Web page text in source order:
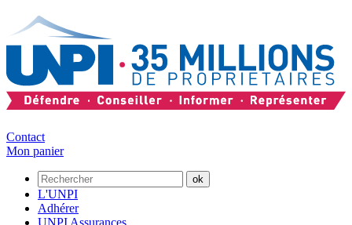
Contact
Mon panier
L'UNPI
Adhérer
UNPI Assurances